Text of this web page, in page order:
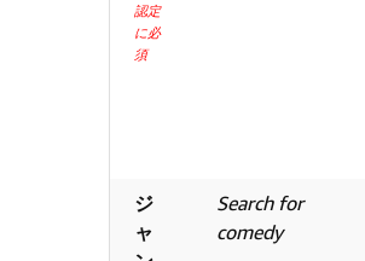
認定
に必
須
ジ
ャ
Search for
comedy